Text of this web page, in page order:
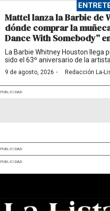
Mattel lanza la Barbie de
dónde comprar la
Dance With Somebody”
La Barbie Whitney Houston llega
sido el 63º aniversario de la artista.
9 de agosto, 2026 · Redacción La-
PUBLICIDAD
PUBLICIDAD
PUBLICIDAD